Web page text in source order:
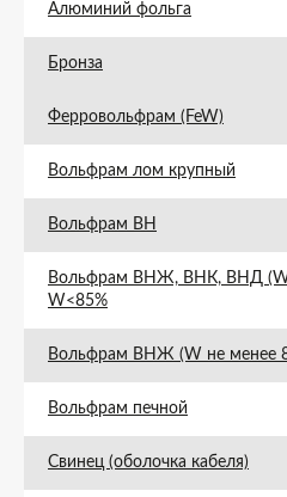
Алюминий фольга
Бронза
Ферровольфрам (FeW)
Вольфрам лом крупный
Вольфрам ВН
Вольфрам ВНЖ, ВНК, ВНД (W
W<85%
Вольфрам ВНЖ (W не менее
Вольфрам печной
Свинец (оболочка кабеля)